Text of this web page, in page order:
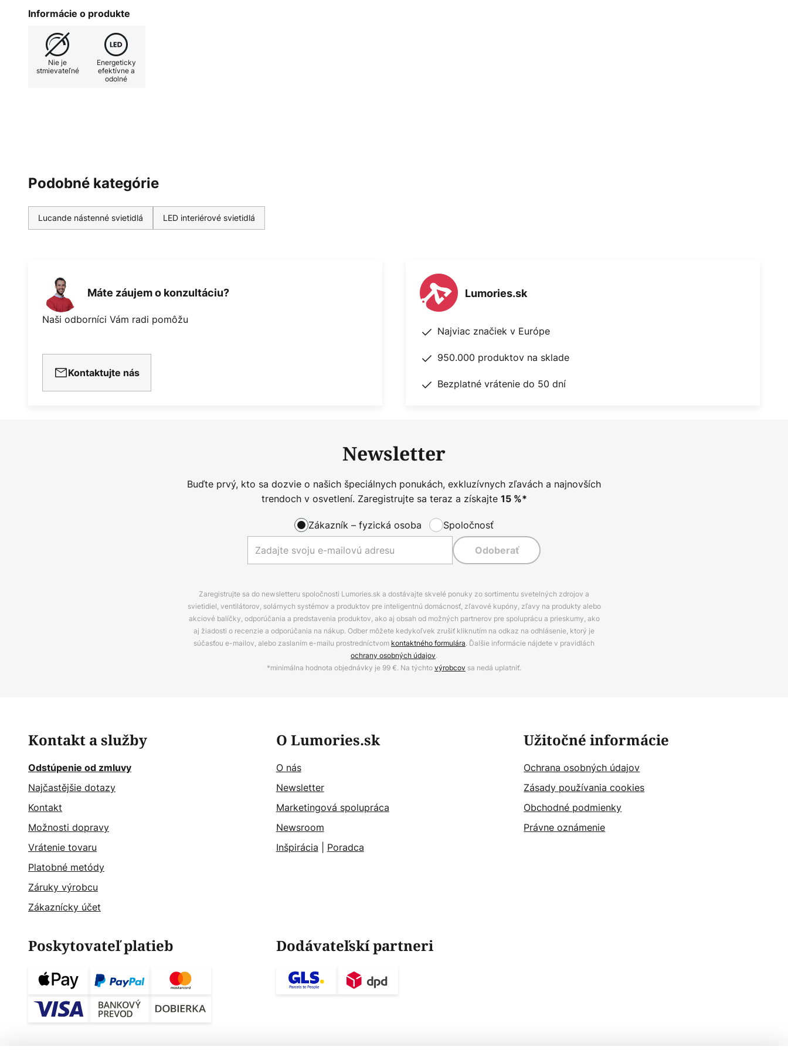
rôznych interiérov.
Informácie o produkte
Nie je
stmievateľné
Energeticky
efektívne a
odolné
Podobné kategórie
Lucande nástenné svietidlá LED interiérové svietidlá
Máte záujem o konzultáciu?
Naši odborníci Vám radi pomôžu
Kontaktujte nás
Lumories.sk
Najviac značiek v Európe
950.000 produktov na sklade
Bezplatné vrátenie do 50 dní
Newsletter
Buďte prvý, kto sa dozvie o našich špeciálnych ponukách, exkluzívnych zľavách a najnovších
trendoch v osvetlení. Zaregistrujte sa teraz a získajte 15%*
Zákazník – fyzická osoba Spoločnosť
Odoberať
Zaregistrujte sa do newsletteru spoločnosti Lumories.sk a dostávajte skvelé ponuky zo sortimentu svetelných zdrojov a
svietidiel, ventilátorov, solárnych systémov a produktov pre inteligentnú domácnosť, zľavové kupóny, zľavy na produkty alebo
akciové balíčky, odporúčania a predstavenia produktov, ako aj obsah od možných partnerov pre spoluprácu a prieskumy, ako
aj žiadosti o recenzie a odporúčania na nákup. Odber môžete kedykoľvek zrušiť kliknutím na odkaz na odhlásenie, ktorý je
súčasťou e-mailov, alebo zaslaním e-mailu prostredníctvom kontaktného formulára. Ďalšie informácie nájdete v pravidlách
ochrany osobných údajov.
*minimálna hodnota objednávky je 99 €. Na týchtovýrobcov sa nedá uplatniť.
Kontakt a služby
Odstúpenie od zmluvy
Najčastějšie dotazy
Kontakt
Možnosti dopravy
Vrátenie tovaru
Platobné metódy
Záruky výrobcu
Zákaznícky účet
O Lumories.sk
O nás
Newsletter
Marketingová spolupráca
Newsroom
Inšpirácia
Poradca
Užitočné informácie
Ochrana osobných údajov
Zásady používania cookies
Obchodné podmienky
Právne oznámenie
Poskytovateľ platieb Dodávateľskí partneri